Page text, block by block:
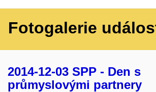
Fotogalerie
2014-12-03 SPP - Den s
průmyslovými partnery